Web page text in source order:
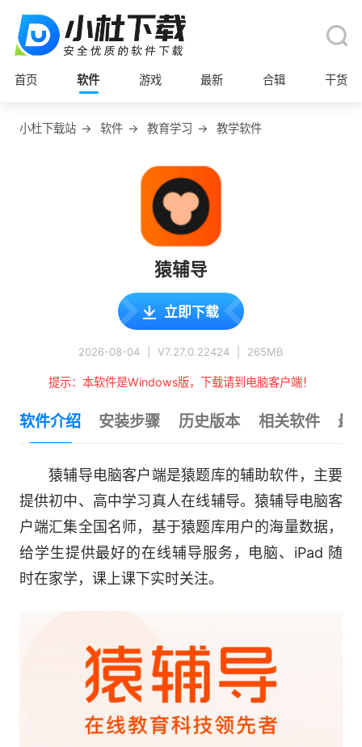
首页 软件 游戏 最新 合辑 干货
小杜下载站 → 软件 → 教育学习 → 教学软件
猿辅导
立即下载
2026-08-04 V7.27.0.22424 265MB
提示：本软件是Windows版，下载请到电脑客户端！
软件介绍 安装步骤 历史版本 相关软件 最
猿辅导电脑客户端是猿题库的辅助软件，主要
提供初中、高中学习真人在线辅导。猿辅导电脑客
户端汇集全国名师，基于猿题库用户的海量数据，
给学生提供最好的在线辅导服务，电脑、iPad 随
时在家学，课上课下实时关注。